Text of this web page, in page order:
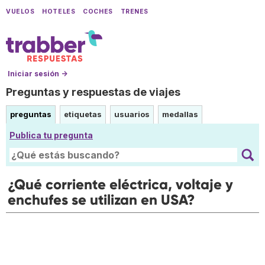
VUELOS HOTELES COCHES TRENES
Iniciar sesión →
Preguntas y respuestas de viajes
preguntas etiquetas usuarios medallas
Publica tu pregunta
¿Qué corriente eléctrica, voltaje y
enchufes se utilizan en USA?